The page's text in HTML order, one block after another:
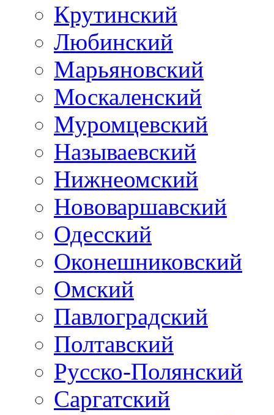
Крутинский
Любинский
Марьяновский
Москаленский
Муромцевский
Называевский
Нижнеомский
Нововаршавский
Одесский
Оконешниковский
Омский
Павлоградский
Полтавский
Русско-Полянский
Саргатский